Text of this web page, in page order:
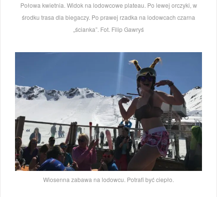
Połowa kwietnia. Widok na lodowcowe plateau. Po lewej orczyki, w
środku trasa dla biegaczy. Po prawej rzadka na lodowcach czarna
„ścianka”. Fot. Filip Gawryś
Wiosenna zabawa na lodowcu. Potrafi być ciepło.